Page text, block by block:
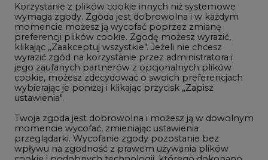
Innowacje i AI
Telekomunikacja i IT
Handel emisjami CO2
Wodór
Górnictwo
Atom
Korzystanie z plików cookie innych niż systemowe
wymaga zgody. Zgoda jest dobrowolna i w każdym
momencie możesz ją wycofać poprzez zmianę
preferencji plików cookie. Zgodę możesz wyrazić,
klikając „Zaakceptuj wszystkie". Jeżeli nie chcesz
wyrazić zgód na korzystanie przez administratora i
jego zaufanych partnerów z opcjonalnych plików
cookie, możesz zdecydować o swoich preferencjach
wybierając je poniżej i klikając przycisk „Zapisz
ustawienia".
Twoja zgoda jest dobrowolna i możesz ją w dowolnym
momencie wycofać, zmieniając ustawienia
przeglądarki. Wycofanie zgody pozostanie bez
wpływu na zgodność z prawem używania plików